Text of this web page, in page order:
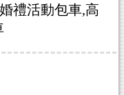
禮活動包車,高